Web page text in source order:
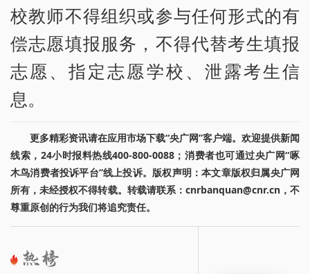
校教师不得组织或参与任何形式的有
偿志愿填报服务，不得代替考生填报
志愿、指定志愿学校、泄露考生信
息。
更多精彩资讯请在应用市场下载“央广网”客户端。欢迎提供新闻
线索，24小时报料热线400-800-0088；消费者也可通过央广网“啄
木鸟消费者投诉平台”线上投诉。版权声明：本文章版权归属央广网
所有，未经授权不得转载。转载请联系：cnrbanquan@cnr.cn，不
尊重原创的行为我们将追究责任。